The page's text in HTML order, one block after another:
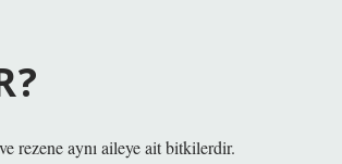
rezene aynı aileye ait bitkilerdir.